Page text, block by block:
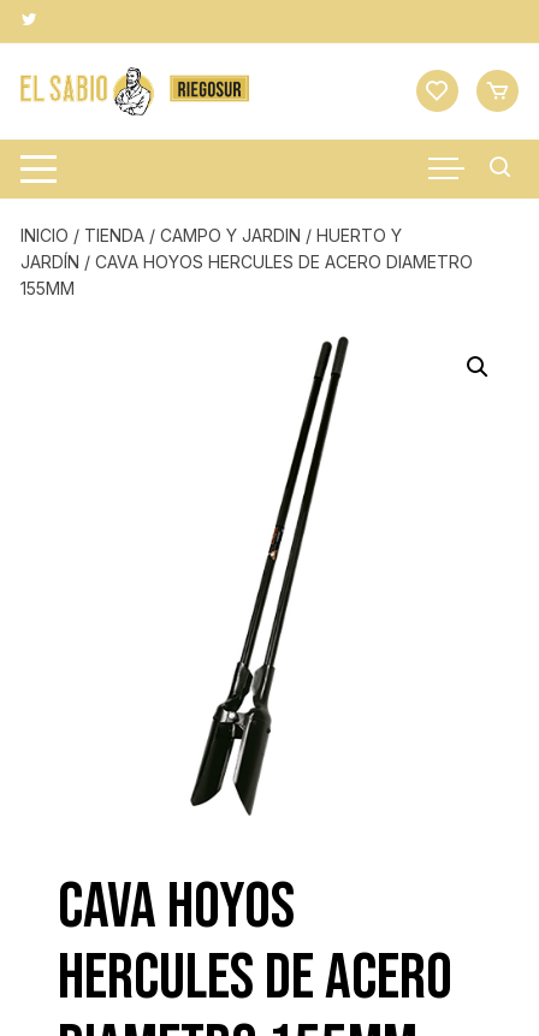
Saltar
al
contenido
INICIO / TIENDA /CAMPO Y JARDIN /HUERTO Y
JARDÍN / CAVA HOYOS HERCULES DE ACERO DIAMETRO
155MM
CAVA HOYOS
HERCULES DE ACERO